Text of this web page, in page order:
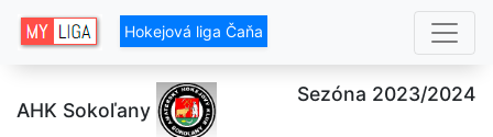
Hokejová liga Čaňa
AHK Sokoľany
Sezóna 2023/2024